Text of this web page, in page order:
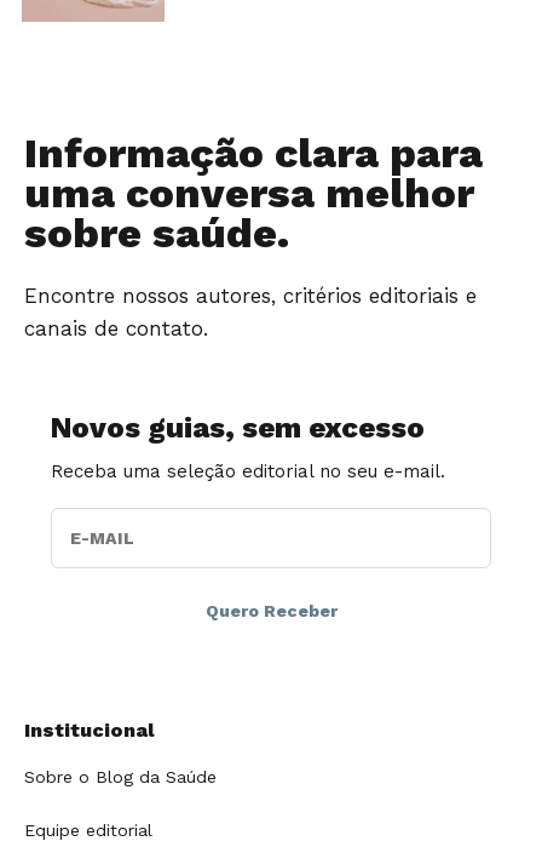
Informação clara para
uma conversa melhor
sobre saúde.
Encontre nossos autores, critérios editoriais e
canais de contato.
Novos guias, sem excesso
Receba uma seleção editorial no seu e-mail.
Institucional
Sobre o Blog da Saúde
Equipe editorial